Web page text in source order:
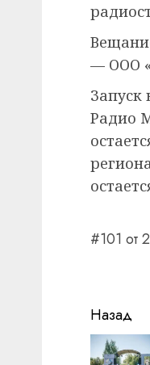
— ООО
Запуск
Радио
#101 от
Назад